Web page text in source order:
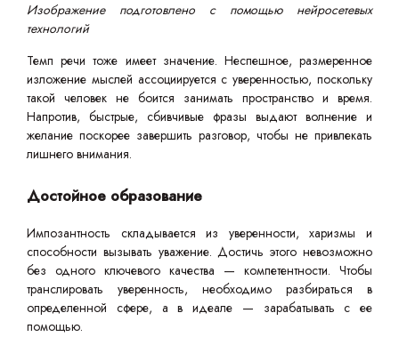
Изображение подготовлено с помощью нейросетевых
технологий
Темп речи тоже имеет значение. Неспешное, размеренное
изложение мыслей ассоциируется с уверенностью, поскольку
такой человек не боится занимать пространство и время.
Напротив, быстрые, сбивчивые фразы выдают волнение и
желание поскорее завершить разговор, чтобы не привлекать
лишнего внимания.
Достойное образование
Импозантность складывается из уверенности, харизмы и
способности вызывать уважение. Достичь этого невозможно
без одного ключевого качества — компетентности. Чтобы
транслировать уверенность, необходимо разбираться в
определенной сфере, а в идеале — зарабатывать с ее
помощью.